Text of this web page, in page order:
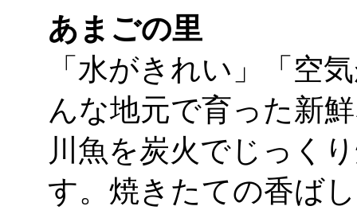
あまごの里
「水がきれい」「空
んな地元で育った新
川魚を炭火でじっく
す。焼きたての香ば